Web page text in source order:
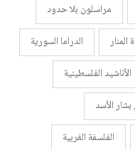
مراسلون بلا حدود
المنار
الدراما السورية
الأناشيد الفلسطينية
الأسد
الفلسفة الغربية